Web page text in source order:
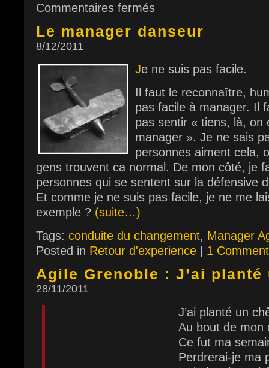
Commentaires fermés
Le manager danseur
8/12/2011
Je ne suis pas facile.
Il faut le reconnaître,
pas facile à manager. Il
pas sentir « tiens, là, on
manager ». Je ne sais
personnes aiment cela,
gens trouvent ca normal. De mon côté, je
personnes qui se sentent sur la défensive
Et comme je ne suis pas facile, je ne me
exemple ? (suite…)
Tags: conduite du changement, Manager
Posted in Retour d'experience 1
Agile Grenoble : J’ai planté
28/11/2011
J’ai planté un
Au bout de mon
Ce fut ma
Perdrerai-je ma